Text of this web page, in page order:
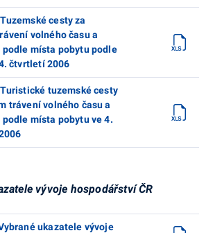
cesty za
volného času a
podle místa pobytu podle
čtvrtletí 2006
tuzemské cesty
trávení volného času a
podle místa pobytu ve 4.
vývoje hospodářství ČR
ukazatele vývoje